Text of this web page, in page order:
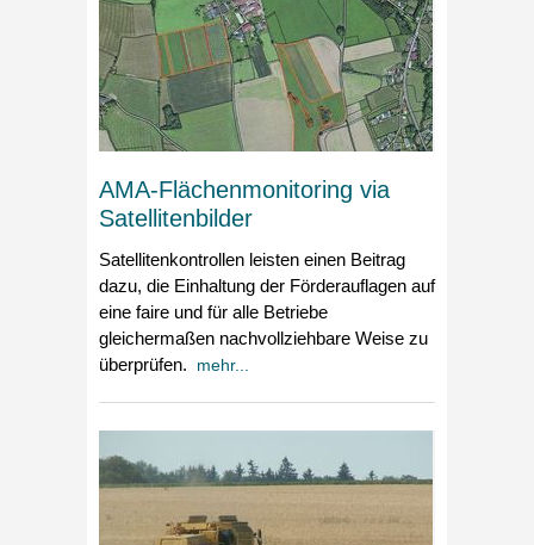
AMA-Flächenmonitoring via
Satellitenbilder
Satellitenkontrollen leisten einen Beitrag
dazu, die Einhaltung der Förderauflagen auf
eine faire und für alle Betriebe
gleichermaßen nachvollziehbare Weise zu
überprüfen. mehr...